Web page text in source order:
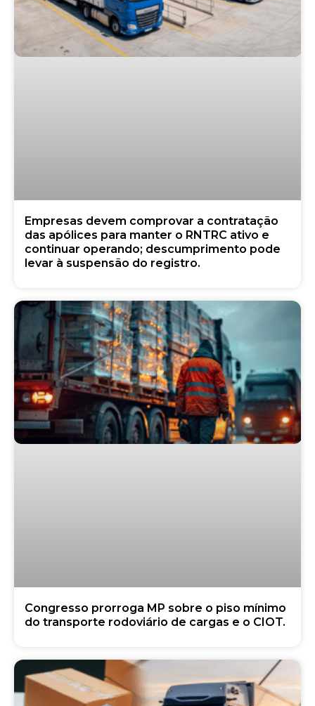
Empresas devem comprovar a contratação
das apólices para manter o RNTRC ativo e
continuar operando; descumprimento pode
levar à suspensão do registro.
Congresso prorroga MP sobre o piso mínimo
do transporte rodoviário de cargas e o CIOT.